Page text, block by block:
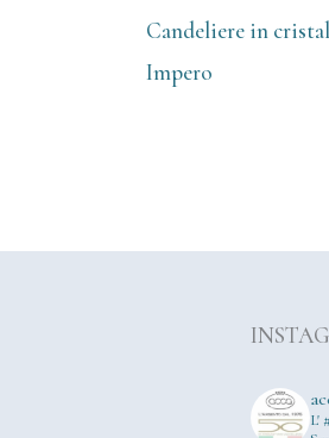
Candeliere in
Impero
L'